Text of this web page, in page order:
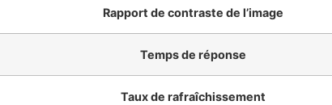
Rapport de contraste de l’image
Temps de réponse
Taux de rafraîchissement